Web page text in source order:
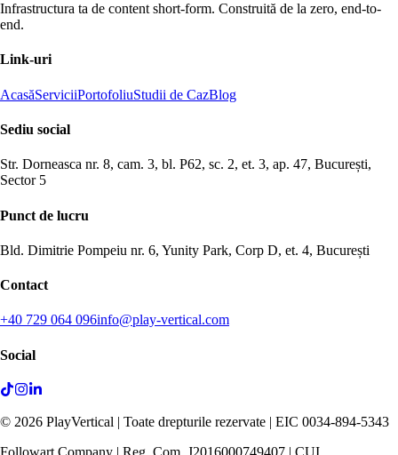
Infrastructura ta de content short-form. Construită de la zero, end-to-
end.
Link-uri
AcasăServiciiPortofoliuStudii de CazBlog
Sediu social
Str. Dorneasca nr. 8, cam. 3, bl. P62, sc. 2, et. 3, ap. 47, București,
Sector 5
Punct de lucru
Bld. Dimitrie Pompeiu nr. 6, Yunity Park, Corp D, et. 4, București
Contact
+40 729 064 096info@play-vertical.com
Social
© 2026 PlayVertical | Toate drepturile rezervate | EIC 0034-894-5343
Followart Company | Reg. Com. J2016000749407 | CUI